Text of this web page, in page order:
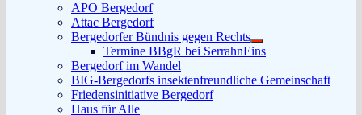
APO Bergedorf
Attac Bergedorf
Bergedorfer Bündnis gegen Rechts
Untermenü
anzeigen
Termine BBgR bei SerrahnEins
Bergedorf im Wandel
BIG-Bergedorfs insektenfreundliche Gemeinschaft
Friedensinitiative Bergedorf
Haus für Alle